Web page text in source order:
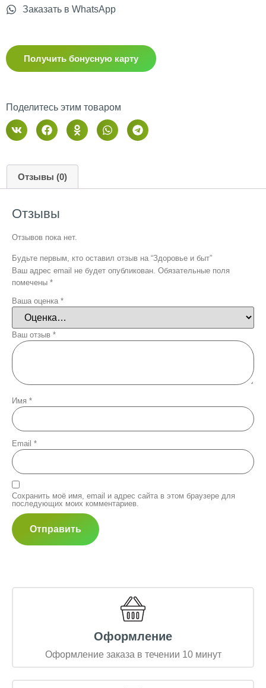
Заказать в WhatsApp
Получить бонусную карту
Поделитесь этим товаром
Отзывы (0)
Отзывы
Отзывов пока нет.
Будьте первым, кто оставил отзыв на “Здоровье и быт”
Ваш адрес email не будет опубликован. Обязательные поля
помечены *
Ваша оценка *
Ваш отзыв *
Имя *
Email *
Сохранить моё имя, email и адрес сайта в этом браузере для
последующих моих комментариев.
Оформление
Оформление заказа в течении 10 минут